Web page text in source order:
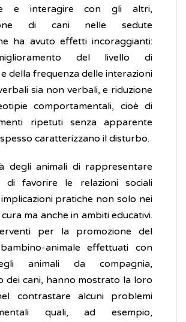
e interagire con gli altri,
di cani nelle sedute
ha avuto effetti incoraggianti:
del livello di
della frequenza delle interazioni
sia non verbali, e riduzione
comportamentali, cioè di
ripetuti senza apparente
caratterizzano il disturbo.
degli animali di rappresentare
di favorire le relazioni sociali
pratiche non solo nei
ma anche in ambiti educativi.
per la promozione del
animale effettuati con
animali da compagnia,
dei cani, hanno mostrato la loro
contrastare alcuni problemi
quali, ad esempio,